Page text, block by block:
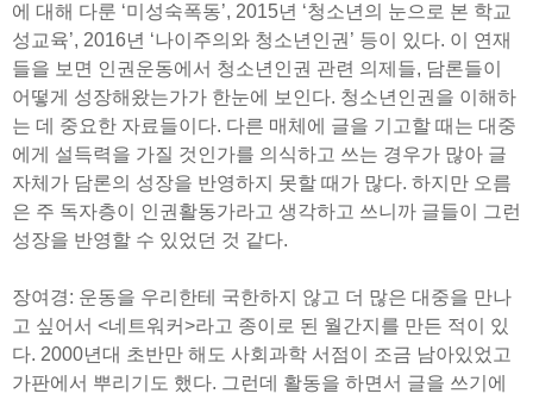
에 대해 다룬 ‘미성숙폭동’, 2015년 ‘청소년의 눈으로 본 학교
성교육’, 2016년 ‘나이주의와 청소년인권’ 등이 있다. 이 연재
들을 보면 인권운동에서 청소년인권 관련 의제들, 담론들이
어떻게 성장해왔는가가 한눈에 보인다. 청소년인권을 이해하
는 데 중요한 자료들이다. 다른 매체에 글을 기고할 때는 대중
에게 설득력을 가질 것인가를 의식하고 쓰는 경우가 많아 글
자체가 담론의 성장을 반영하지 못할 때가 많다. 하지만 오름
은 주 독자층이 인권활동가라고 생각하고 쓰니까 글들이 그런
성장을 반영할 수 있었던 것 같다.
장여경: 운동을 우리한테 국한하지 않고 더 많은 대중을 만나
고 싶어서 <네트워커>라고 종이로 된 월간지를 만든 적이 있
다. 2000년대 초반만 해도 사회과학 서점이 조금 남아있었고
가판에서 뿌리기도 했다. 그런데 활동을 하면서 글을 쓰기에